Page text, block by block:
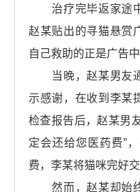
治疗完毕返家途中
赵某贴出的寻猫悬赏
自己救助的正是广告
当晚，赵某男友通
示感谢，在收到李某
检查报告后，赵某男
定会还给您医药费”
费，李某将猫咪完好交
然而，赵某却始终